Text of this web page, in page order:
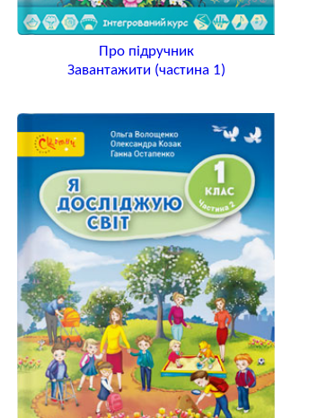
Про підручник
Завантажити (частина 1)